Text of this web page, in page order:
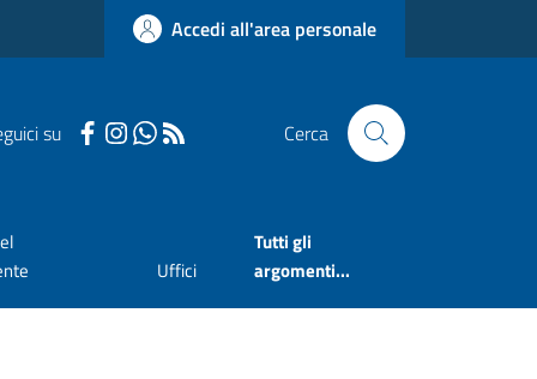
Accedi all'area personale
su Cerca
Uffici
Tutti gli
argomenti...